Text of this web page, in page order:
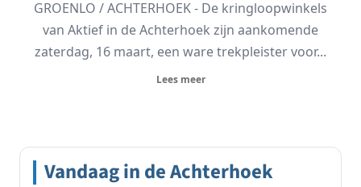
GROENLO / ACHTERHOEK - De kringloopwinkels
van Aktief in de Achterhoek zijn aankomende
zaterdag, 16 maart, een ware trekpleister voor...
Lees meer
Vandaag in de Achterhoek